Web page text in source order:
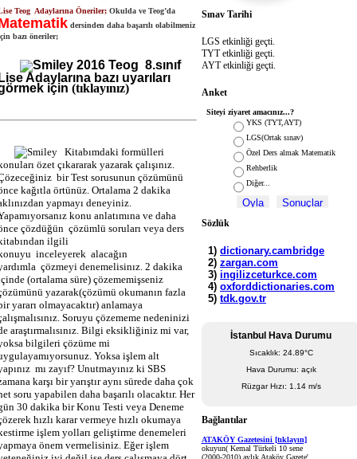
Teog Adaylarına Öneriler; Okulda ve Teog’da
dersinden daha başarılı olabilmeniz
bazı öneriler;
2016 Teog 8.sınıf
Adaylarına bazı uyarıları
için (tıklayınız)
Kitabımdaki formülleri
özet çıkararak yazarak çalışınız.
bir Test sorusunun çözümünü
kağıtla örtünüz. Ortalama 2 dakika
yapmayı deneyiniz.
konu anlatımına ve daha
çözdüğün çözümlü soruları veya ders
ilgili
inceleyerek alacağın
çözmeyi denemelisinız. 2 dakika
(ortalama süre) çözememişseniz
yazarak(çözümü okumanın fazla
yararı olmayacaktır) anlamaya
Soruyu çözememe nedeninizi
araştırmalısınız. Bilgi eksikliğiniz mi var,
bilgileri çözüme mi
Yoksa işlem alt
mı zayıf? Unutmayınız ki SBS
karşı bir yarıştır aynı sürede daha çok
soru yapabilen daha başarılı olacaktır. Her
30 dakika bir Konu Testi veya Deneme
hızlı karar vermeye hızlı okumaya
işlem yolları geliştirme denemeleri
önem vermelisiniz. Eğer işlem
Sınav Tarihi
LGS etkinliği geçti.
TYT etkinliği geçti.
AYT etkinliği geçti.
Anket
Siteyi ziyaret amacınız...?
YKS (TYT,AYT)
LGS(Ortak sınav)
Özel Ders almak Matematik
Rehberlik
Diğer...
Sözlük
İstanbul Hava Durumu
Sıcaklık: 24.89°C
Hava Durumu: açık
Rüzgar Hızı: 1.14 m/s
Bağlantılar
ATAKÖY Gazetesini [tıklayın]
okuyun( Kemal Türkeli 10 sene
(2000-2010) aylık Ataköy Gazete'